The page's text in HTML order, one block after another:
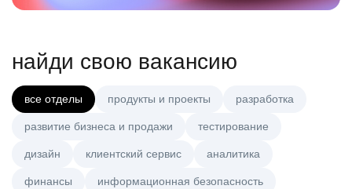
найди свою вакансию
все отделы продукты и проекты разработка
развитие бизнеса и продажи тестирование
дизайн клиентский сервис аналитика
финансы информационная безопасность